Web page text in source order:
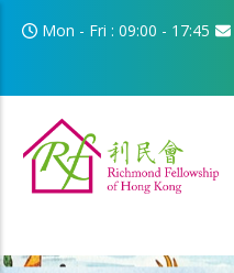
Skip to main content
Mon - Fri : 09:00 - 17:45